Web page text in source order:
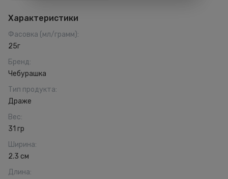
Характеристики
Фасовка (мл/грамм):
25г
Бренд:
Чебурашка
Тип продукта:
Драже
Вес:
31 гр
Ширина:
2.3 см
Длина: